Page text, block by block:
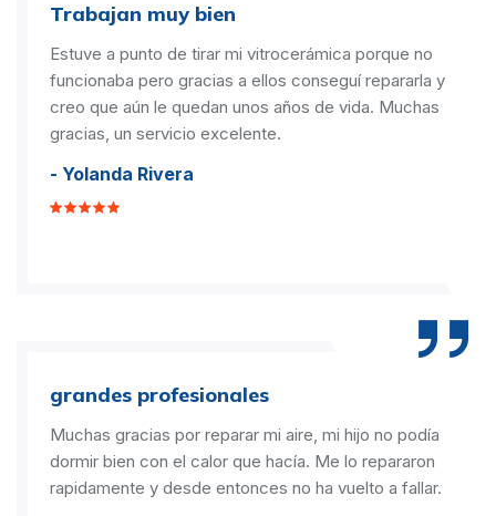
Trabajan muy bien
Estuve a punto de tirar mi vitrocerámica porque no
funcionaba pero gracias a ellos conseguí repararla y
creo que aún le quedan unos años de vida. Muchas
gracias, un servicio excelente.
- Yolanda Rivera
grandes profesionales
Muchas gracias por reparar mi aire, mi hijo no podía
dormir bien con el calor que hacía. Me lo repararon
rapidamente y desde entonces no ha vuelto a fallar.